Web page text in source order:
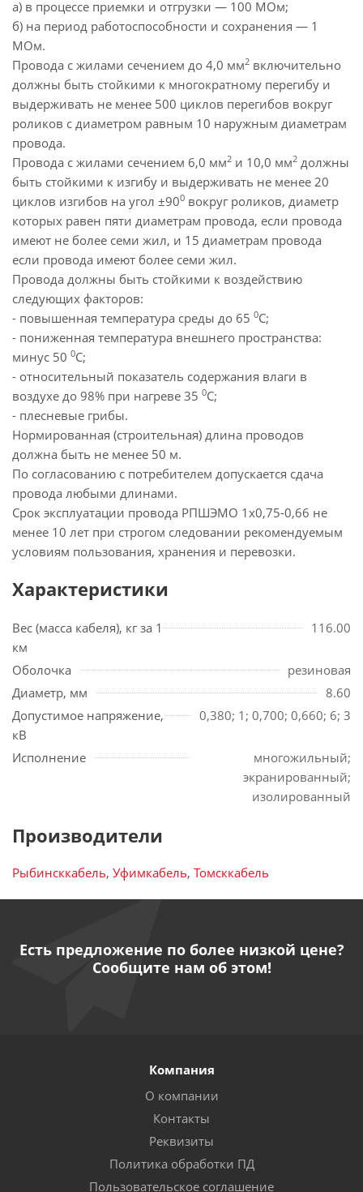
а) в процессе приемки и отгрузки — 100 МОм;
б) на период работоспособности и сохранения — 1
МОм.
Провода с жилами сечением до 4,0 мм2 включительно
должны быть стойкими к многократному перегибу и
выдерживать не менее 500 циклов перегибов вокруг
роликов с диаметром равным 10 наружным диаметрам
провода.
Провода с жилами сечением 6,0 мм2 и 10,0 мм2 должны
быть стойкими к изгибу и выдерживать не менее 20
циклов изгибов на угол ±900 вокруг роликов, диаметр
которых равен пяти диаметрам провода, если провода
имеют не более семи жил, и 15 диаметрам провода
если провода имеют более семи жил.
Провода должны быть стойкими к воздействию
следующих факторов:
- повышенная температура среды до 65 0С;
- пониженная температура внешнего пространства:
минус 50 0С;
- относительный показатель содержания влаги в
воздухе до 98% при нагреве 35 0С;
- плесневые грибы.
Нормированная (строительная) длина проводов
должна быть не менее 50 м.
По согласованию с потребителем допускается сдача
провода любыми длинами.
Срок эксплуатации провода РПШЭМО 1х0,75-0,66 не
менее 10 лет при строгом следовании рекомендуемым
условиям пользования, хранения и перевозки.
Характеристики
Вес (масса кабеля), кг за 1
км
116.00
Оболочка
резиновая
Диаметр, мм
8.60
Допустимое напряжение,
кВ
0,380; 1; 0,700; 0,660; 6; 3
Исполнение
многожильный;
экранированный;
изолированный
Производители
Рыбинсккабель, Уфимкабель, Томсккабель
Есть предложение по более низкой цене?
Сообщите нам об этом!
Компания
О компании
Контакты
Реквизиты
Политика обработки ПД
Пользовательское соглашение